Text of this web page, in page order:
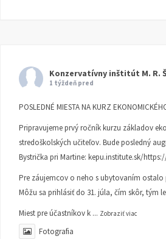
Konzervatívny inštitút M. R.
1 týždeň pred
POSLEDNÉ MIESTA NA KURZ
Pripravujeme prvý ročník kurzu základov
stredoškolských učiteľov. Bude posledný
Bystrička pri Martine: kepu.institute.sk/
Pre záujemcov o neho s ubytovaním ostalo
Môžu sa prihlásiť do 31. júla, čím skôr, tým
Miest pre účastníkov k ... Zobraziť viac
Fotografia